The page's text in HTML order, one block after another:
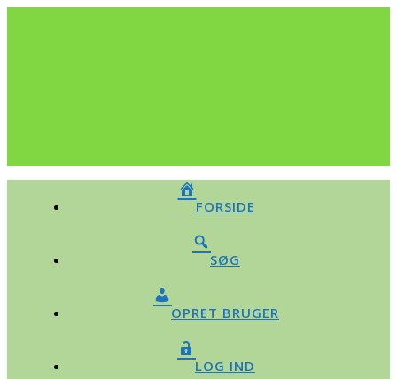
FORSIDE
SØG
OPRET BRUGER
LOG IND